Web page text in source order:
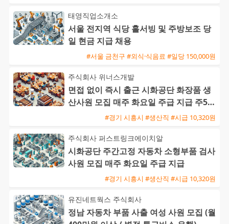
태영직업소개소
서울 전지역 식당 홀서빙 및 주방보조 당
일 현금 지급 채용
#서울 금천구 #외식·식음료 #일당 150,000원
주식회사 위너스개발
면접 없이 즉시 출근 시화공단 화장품 생
산사원 모집 매주 화요일 주급 지급 주5일
#경기 시흥시 #생산직 #시급 10,320원
주식회사 퍼스트링크에이치알
시화공단 주간고정 자동차 소형부품 검사
사원 모집 매주 화요일 주급 지급
#경기 시흥시 #생산직 #시급 10,320원
유진네트웍스 주식회사
정남 자동차 부품 사출 여성 사원 모집 (월